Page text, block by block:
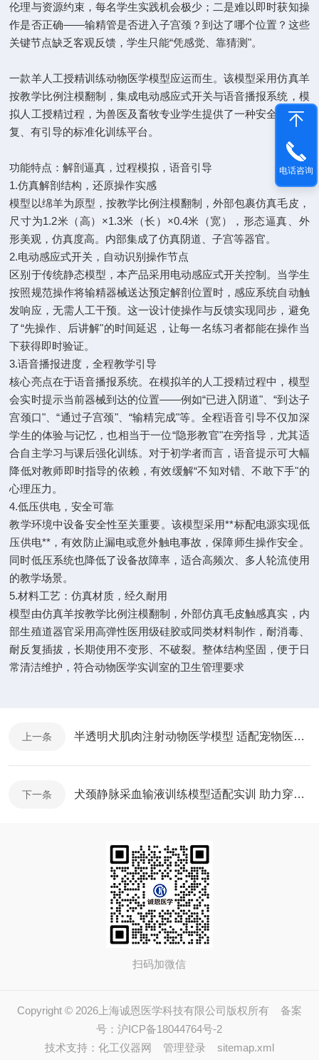
伦理与资源约束，每名学生实践机会极少；二是难以即时获知操
作是否正确——输精管是否进入子宫颈？到达了哪个位置？这些
关键节点缺乏客观反馈，学生只能“凭感觉、靠猜测"。
一款羊人工授精训练动物医学模型应运而生。该模型采用仿真羊
按教学比例注模翻制，集成电动感应式开关与语音播报系统，模
拟人工授精过程，为兽医及畜牧专业学生提供了一种安全、可重
复、有引导的标准化训练平台。
功能特点：解剖逼真，过程模拟，语音引导
1.仿真解剖结构，还原操作实感
模型以绵羊为原型，按教学比例注模翻制，外部包裹仿真毛皮，
尺寸为1.2米（高）×1.3米（长）×0.4米（宽），形态逼真、外
形美观，仿真度高。内部集成了仿真阴道、子宫等器官。
2.电动感应式开关，自动识别操作节点
区别于传统静态模型，本产品采用电动感应式开关控制。当学生
按照规范操作将输精器械送达预定解剖位置时，感应系统自动触
发响应，无需人工干预。这一设计使操作与反馈实现同步，避免
了“先操作、后讲解"的时间延迟，让每一名练习者都能在操作当
下获得即时验证。
3.语音播报进度，全程教学引导
核心亮点在于语音播报系统。在模拟羊的人工授精过程中，模型
会实时提示当前器械到达的位置——例如“已进入阴道"、“到达子
宫颈口"、“通过子宫颈"、“输精完成"等。全程语音引导不仅加深
学生的体验与记忆，也相当于一位“隐形教官"在旁指导，尤其适
合自主学习与课后强化训练。对于初学者而言，语音提示可大幅
降低对教师即时指导的依赖，有效缓解“不知对错、不敢下手"的
心理压力。
4.低压供电，安全可靠
教学环境中设备安全性至关重要。该模型采用**标配电源实现低
压供电**，有效防止漏电或意外触电事故，保障师生操作安全。
同时低压系统也降低了设备故障率，适合高频次、多人轮流使用
的教学场景。
5.材料工艺：仿真材质，经久耐用
模型由仿真羊按教学比例注模翻制，外部仿真毛皮触感真实，内
部生殖道器官采用高弹性医用级硅胶或同类材料制作，耐消毒、
耐反复插拔，长期使用不变形、不破裂。整体结构坚固，便于日
常清洁维护，符合动物医学实训室的卫生管理要求
上一条 半透明犬肌肉注射动物医学模型 适配宠物医疗实训教学
下一条 犬颈静脉采血输液训练模型适配实训 助力穿刺技能提升
扫码加微信
Copyright © 2026上海诚恩医学科技有限公司版权所有 备案
号：沪ICP备18044764号-2
技术支持： 化工仪器网 管理登录 sitemap.xml
电话咨询